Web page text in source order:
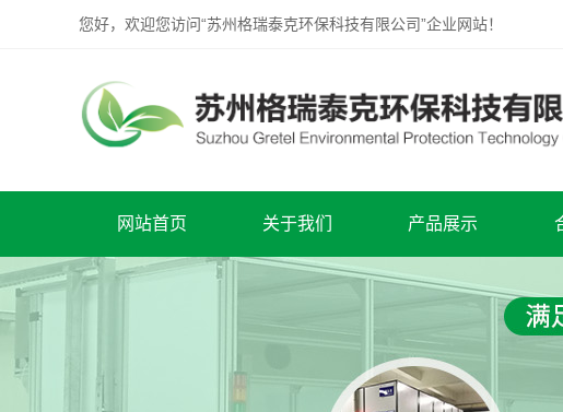
您好，欢迎您访问“苏州格瑞泰克环保科技有限公司”企业网站！
网站首页 关于我们 产品展示